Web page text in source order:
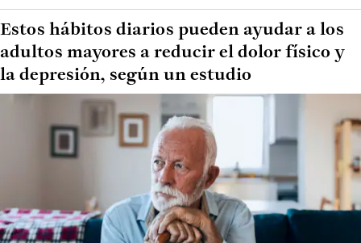
Estos hábitos diarios pueden ayudar a los
adultos mayores a reducir el dolor físico y
la depresión, según un estudio